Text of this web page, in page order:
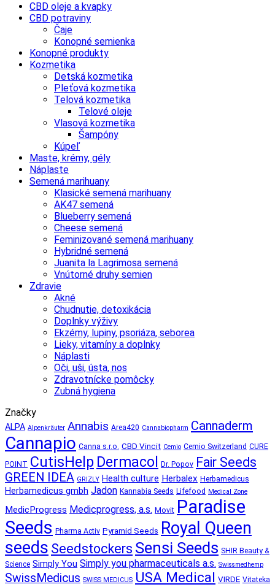
CBD oleje a kvapky
CBD potraviny
Čaje
Konopné semienka
Konopné produkty
Kozmetika
Detská kozmetika
Pleťová kozmetika
Telová kozmetika
Telové oleje
Vlasová kozmetika
Šampóny
Kúpeľ
Maste, krémy, gély
Náplaste
Semená marihuany
Klasické semená marihuany
AK47 semená
Blueberry semená
Cheese semená
Feminizované semená marihuany
Hybridné semená
Juanita la Lagrimosa semená
Vnútorné druhy semien
Zdravie
Akné
Chudnutie, detoxikácia
Doplnky výživy
Ekzémy, lupiny, psoriáza, seborea
Lieky, vitamíny a doplnky
Náplasti
Oči, uši, ústa, nos
Zdravotnícke pomôcky
Zubná hygiena
Značky
ALPA Alpenkräuter Annabis Area420 Cannabiopharm Cannaderm
Cannapio Canna s.r.o. CBD Vincit Cemio Cemio Switzerland CURE
POINT CutisHelp Dermacol Dr. Popov Fair Seeds
GREEN IDEA GRIZLY Health culture Herbalex Herbamedicus
Herbamedicus gmbh Jadon Kannabia Seeds Lifefood Medical Zone
MedicProgress Medicprogress, a.s. Movit Paradise
Seeds Pharma Activ Pyramid Seeds Royal Queen
seeds Seedstockers Sensi Seeds SHIR Beauty &
Science Simply You Simply you pharmaceuticals a.s. Swissmedhemp
SwissMedicus SWISS MEDICUS USA Medical VIRDE Vitateka